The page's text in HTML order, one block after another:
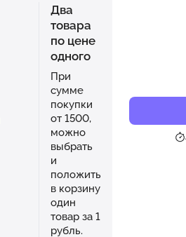
Два
товара
по цене
одного
При
сумме
покупки
от 1500,
можно
выбрать
и
положить
в корзину
один
товар за 1
рубль.